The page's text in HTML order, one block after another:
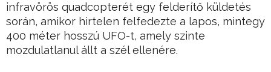
infravörös quadcopterét egy felderítő küldetés
során, amikor hirtelen felfedezte a lapos, mintegy
400 méter hosszú UFO-t, amely szinte
mozdulatlanul állt a szél ellenére.